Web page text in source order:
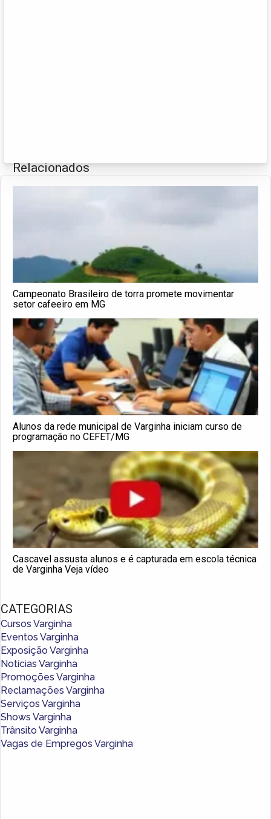
Relacionados
Campeonato Brasileiro de torra promete movimentar
setor cafeeiro em MG
Alunos da rede municipal de Varginha iniciam curso de
programação no CEFET/MG
Cascavel assusta alunos e é capturada em escola técnica
de Varginha Veja vídeo
CATEGORIAS
Cursos Varginha
Eventos Varginha
Exposição Varginha
Notícias Varginha
Promoções Varginha
Reclamações Varginha
Serviços Varginha
Shows Varginha
Trânsito Varginha
Vagas de Empregos Varginha